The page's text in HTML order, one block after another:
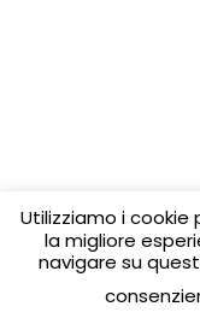
Utilizziamo i cookie
la migliore
navigare su